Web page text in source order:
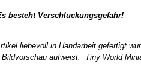
besteht Verschluckungsgefahr!
liebevoll in Handarbeit gefertigt
aufweist. Tiny World